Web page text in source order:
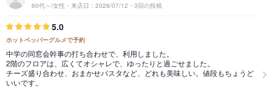
60代～/女性・来店日：2026/07/12・3回の投稿
5.0
ホットペッパーグルメで予約
中学の同窓会幹事の打ち合わせで、利用しました。
2階のフロアは、広くてオシャレで、ゆったりと過ごせました。
チーズ盛り合わせ、おまかせパスタなど、どれも美味しい。値段もちょうど
いいです。